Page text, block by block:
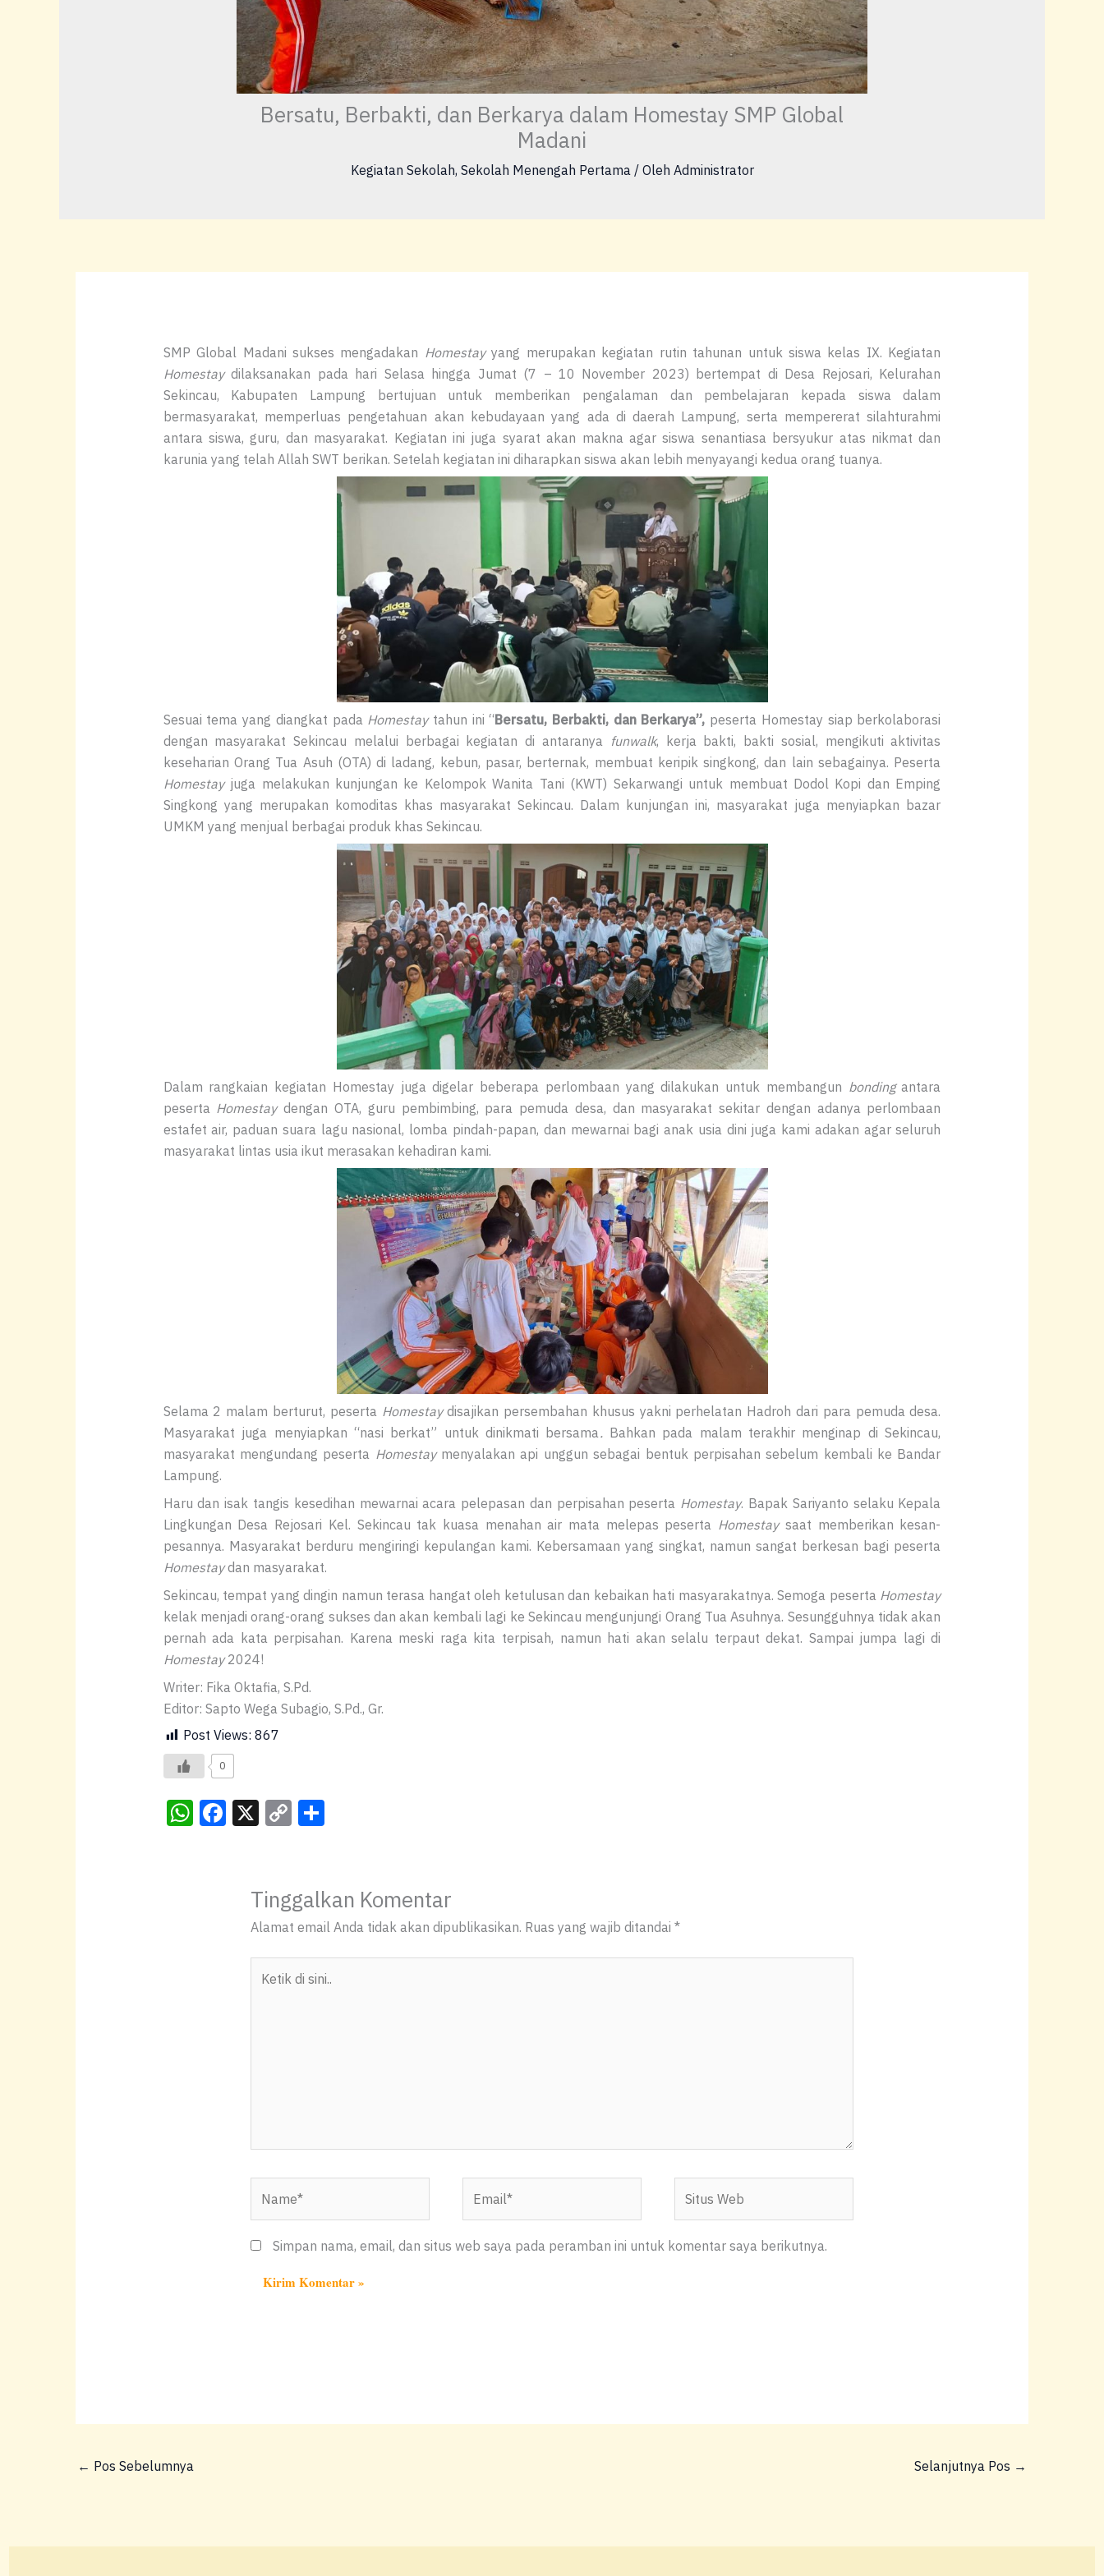
Bersatu, Berbakti, dan Berkarya dalam Homestay SMP Global
Madani
Kegiatan Sekolah, Sekolah Menengah Pertama/ Oleh Administrator
SMP Global Madani sukses mengadakan Homestayyang merupakan kegiatan rutin tahunan untuk siswa kelas IX. Kegiatan
Homestaydilaksanakan pada hari Selasa hingga Jumat (7 – 10 November 2023) bertempat di Desa Rejosari, Kelurahan
Sekincau, Kabupaten Lampung bertujuan untuk memberikan pengalaman dan pembelajaran kepada siswa dalam
bermasyarakat, memperluas pengetahuan akan kebudayaan yang ada di daerah Lampung, serta mempererat silahturahmi
antara siswa, guru, dan masyarakat. Kegiatan ini juga syarat akan makna agar siswa senantiasa bersyukur atas nikmat dan
karunia yang telah Allah SWT berikan. Setelah kegiatan ini diharapkan siswa akan lebih menyayangi kedua orang tuanya.
Sesuai tema yang diangkat pada Homestaytahun ini “Bersatu, Berbakti, dan Berkarya”, peserta Homestay siap berkolaborasi
dengan masyarakat Sekincau melalui berbagai kegiatan di antaranya funwalk, kerja bakti, bakti sosial, mengikuti aktivitas
keseharian Orang Tua Asuh (OTA) di ladang, kebun, pasar, berternak, membuat keripik singkong, dan lain sebagainya. Peserta
Homestayjuga melakukan kunjungan ke Kelompok Wanita Tani (KWT) Sekarwangi untuk membuat Dodol Kopi dan Emping
Singkong yang merupakan komoditas khas masyarakat Sekincau. Dalam kunjungan ini, masyarakat juga menyiapkan bazar
UMKM yang menjual berbagai produk khas Sekincau.
Dalam rangkaian kegiatan Homestay juga digelar beberapa perlombaan yang dilakukan untuk membangun bondingantara
peserta Homestaydengan OTA, guru pembimbing, para pemuda desa, dan masyarakat sekitar dengan adanya perlombaan
estafet air, paduan suara lagu nasional, lomba pindah-papan, dan mewarnai bagi anak usia dini juga kami adakan agar seluruh
masyarakat lintas usia ikut merasakan kehadiran kami.
Selama 2 malam berturut, peserta Homestaydisajikan persembahan khusus yakni perhelatan Hadroh dari para pemuda desa.
Masyarakat juga menyiapkan “nasi berkat” untuk dinikmati bersama. Bahkan pada malam terakhir menginap di Sekincau,
masyarakat mengundang peserta Homestaymenyalakan api unggun sebagai bentuk perpisahan sebelum kembali ke Bandar
Lampung.
Haru dan isak tangis kesedihan mewarnai acara pelepasan dan perpisahan peserta Homestay. Bapak Sariyanto selaku Kepala
Lingkungan Desa Rejosari Kel. Sekincau tak kuasa menahan air mata melepas peserta Homestay saat memberikan kesan-
pesannya. Masyarakat berduru mengiringi kepulangan kami. Kebersamaan yang singkat, namun sangat berkesan bagi peserta
Homestaydan masyarakat.
Sekincau, tempat yang dingin namun terasa hangat oleh ketulusan dan kebaikan hati masyarakatnya. Semoga peserta Homestay
kelak menjadi orang-orang sukses dan akan kembali lagi ke Sekincau mengunjungi Orang Tua Asuhnya. Sesungguhnya tidak akan
pernah ada kata perpisahan. Karena meski raga kita terpisah, namun hati akan selalu terpaut dekat. Sampai jumpa lagi di
Homestay2024!
Writer: Fika Oktafia, S.Pd.
Editor: Sapto Wega Subagio, S.Pd., Gr.
Post Views: 867
0
W F X C
y
Li
k
S
e
Tinggalkan Komentar
Alamat email Anda tidak akan dipublikasikan. Ruas yang wajib ditandai*
Web
Simpan nama, email, dan situs web saya pada peramban ini untuk komentar saya berikutnya.
← Pos Sebelumnya Selanjutnya Pos →